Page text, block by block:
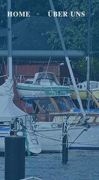
HOME ÜBER UNS